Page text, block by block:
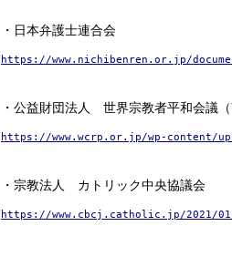
・日本弁護士連合会
https://www.nichibenren.or.jp/
・公益財団法人 世界宗教者平和会議
https://www.wcrp.or.jp/wp-content/
・宗教法人 カトリック中央協議会
https://www.cbcj.catholic.jp/2021/